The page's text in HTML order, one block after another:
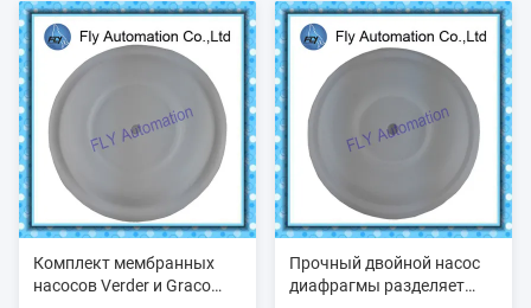
Комплект мембранных
насосов Verder и Graco
Прочный двойной насос
диафрагмы разделяет